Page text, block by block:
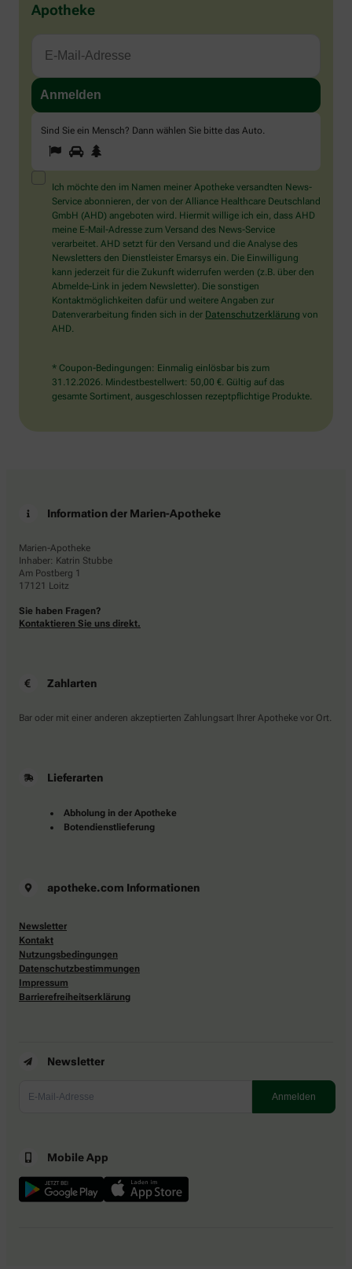
Apotheke
Sind Sie ein Mensch? Dann wählen Sie bitte das Auto.
Sind
Sie
ein
Mensch?
Dann
wählen
Sie
bitte
das
Auto.
1 2
Ich möchte den im Namen meiner Apotheke versandten News-
Service abonnieren, der von der Alliance Healthcare Deutschland
GmbH (AHD) angeboten wird. Hiermit willige ich ein, dass AHD
meine E-Mail-Adresse zum Versand des News-Service
verarbeitet. AHD setzt für den Versand und die Analyse des
Newsletters den Dienstleister Emarsys ein. Die Einwilligung
kann jederzeit für die Zukunft widerrufen werden (z.B. über den
Abmelde-Link in jedem Newsletter). Die sonstigen
Kontaktmöglichkeiten dafür und weitere Angaben zur
Datenverarbeitung finden sich in der Datenschutzerklärung von
AHD.
* Coupon-Bedingungen: Einmalig einlösbar bis zum
31.12.2026. Mindestbestellwert: 50,00 €. Gültig auf das
gesamte Sortiment, ausgeschlossen rezeptpflichtige Produkte.
Information der Marien-Apotheke
Marien-Apotheke
Inhaber: Katrin Stubbe
Am Postberg 1
17121 Loitz
Sie haben Fragen?
Kontaktieren Sie uns direkt.
Zahlarten
Bar oder mit einer anderen akzeptierten Zahlungsart Ihrer Apotheke vor Ort.
Lieferarten
Abholung in der Apotheke
Botendienstlieferung
apotheke.com Informationen
Newsletter
Kontakt
Nutzungsbedingungen
Datenschutzbestimmungen
Impressum
Barrierefreiheitserklärung
Newsletter
Mobile App